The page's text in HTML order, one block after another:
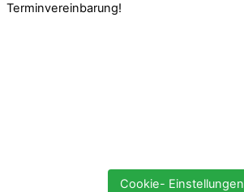
Terminvereinbarung!
Cookie- Einstellungen